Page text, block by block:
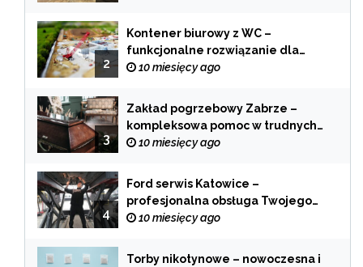
2
Kontener biurowy z WC –
funkcjonalne rozwiązanie dla
każdej branży
10 miesięcy ago
3
Zakład pogrzebowy Zabrze –
kompleksowa pomoc w trudnych
chwilach
10 miesięcy ago
4
Ford serwis Katowice –
profesjonalna obsługa Twojego
samochodu
10 miesięcy ago
Torby nikotynowe – nowoczesna i